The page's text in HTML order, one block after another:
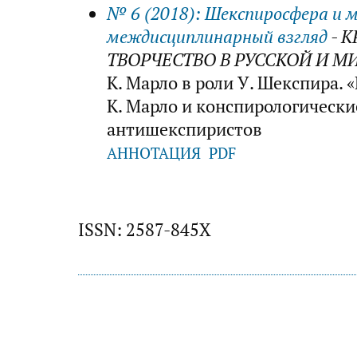
№ 6 (2018): Шекспиросфера и
междисциплинарный взгляд-
ТВОРЧЕСТВО В РУССКОЙ И
К. Марло в роли У. Шекспира.
К. Марло и
антишекспиристов
АННОТАЦИЯ PDF
ISSN: 2587-845X